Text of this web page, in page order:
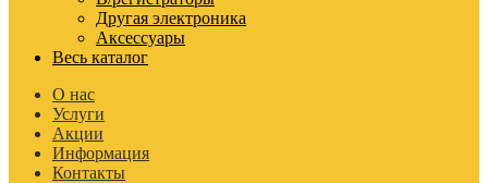
Другая электроника
Аксессуары
Весь каталог
О нас
Услуги
Акции
Информация
Контакты